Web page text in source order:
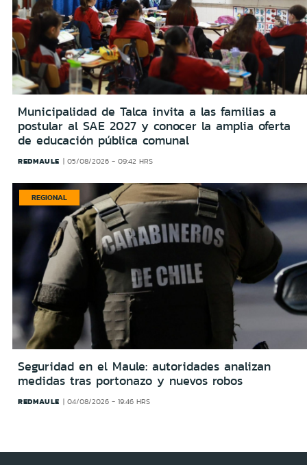
Municipalidad de Talca invita a las familias a
postular al SAE 2027 y conocer la amplia oferta
de educación pública comunal
REDMAULE 05/08/2026 - 09:42 HRS
REGIONAL
Seguridad en el Maule: autoridades analizan
medidas tras portonazo y nuevos robos
REDMAULE 04/08/2026 - 19:46 HRS